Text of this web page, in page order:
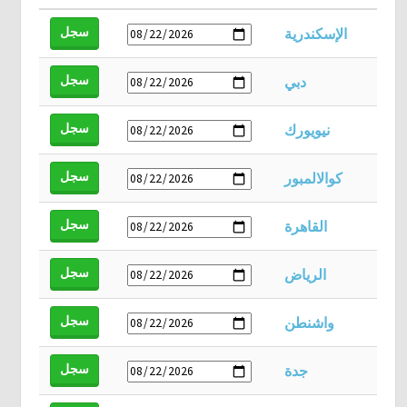
الإسكندرية سجل
دبي سجل
نيويورك سجل
كوالالمبور سجل
القاهرة سجل
الرياض سجل
واشنطن سجل
جدة سجل